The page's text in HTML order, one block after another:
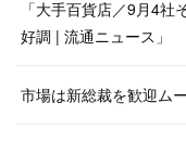
「大手百貨店／9月4
好調 | 流通ニュース」
市場は新総裁を歓迎ムー